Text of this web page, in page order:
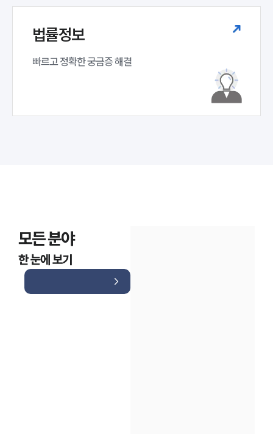
법률정보
빠르고 정확한 궁금증 해결
모든 분야
한 눈에 보기